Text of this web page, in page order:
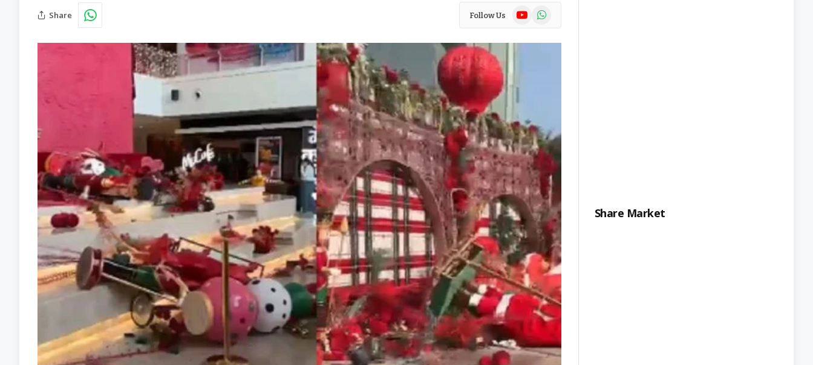
Share Follow Us YouTubeWhatsApp
Share Market